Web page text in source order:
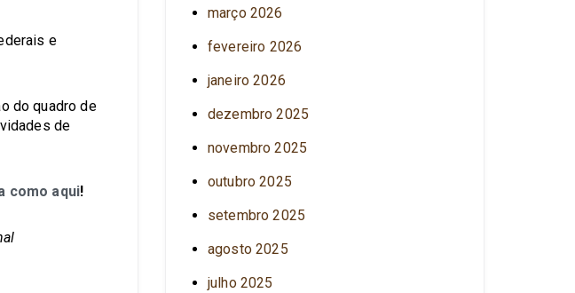
e
do quadro de
de
como aqui!
março 2026
fevereiro 2026
janeiro 2026
dezembro 2025
novembro 2025
outubro 2025
setembro 2025
agosto 2025
julho 2025